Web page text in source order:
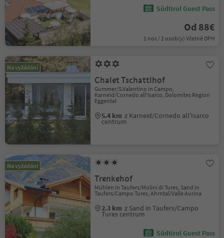
Südtirol Guest Pass
Od 88€
1 noc / 2 osob(y) Včetně DPH
Na vyžádání
Chalet Tschattlhof
Gummer/S.Valentino in Campo,
Karneid/Cornedo all'Isarco, Dolomites Region
Eggental
5.4 km z Karneid/Cornedo all'Isarco
centrum
Na vyžádání
Trenkehof
Mühlen in Taufers/Molini di Tures, Sand in
Taufers/Campo Tures, Ahrntal/Valle Aurina
2.3 km z Sand in Taufers/Campo
Tures centrum
Südtirol Guest Pass